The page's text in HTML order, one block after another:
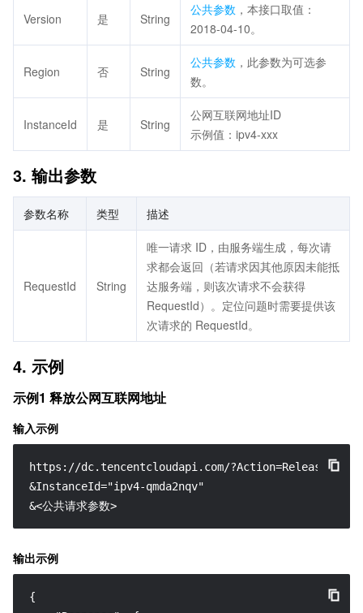
Version 是 String
公共参数 ，本接口取值：
2018-04-10。
Region 否 String
公共参数 ，此参数为可选参
数。
InstanceId 是 String
公网互联网地址ID
示例值：ipv4-xxx
3. 输出参数
参数名称 类型 描述
RequestId String
唯一请求 ID，由服务端生成，每次请
求都会返回（若请求因其他原因未能抵
达服务端，则该次请求不会获得
RequestId）。定位问题时需要提供该
次请求的 RequestId。
4. 示例
示例1 释放公网互联网地址
输入示例
https://dc.tencentcloudapi.com/
&InstanceId="ipv4-qmda2nqv"
&<公共请求参数>
输出示例
{